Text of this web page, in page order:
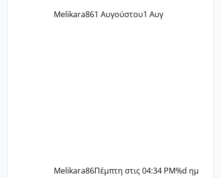
Melikara861 Αυγούστου1 Αυγ
Melikara86Πέμπτη στις 04:34 PM%d ημ